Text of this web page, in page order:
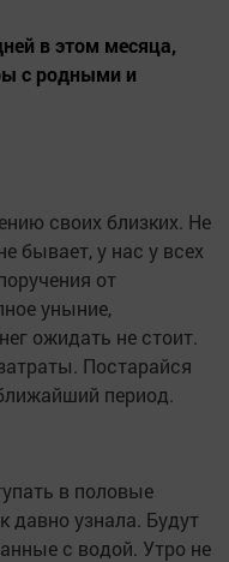
в этом месяца,
с родными и
своих близких. Не
бывает, у нас у всех
от
уныние,
ожидать не стоит.
Постарайся
период.
в половые
давно узнала. Будут
с водой. Утро не